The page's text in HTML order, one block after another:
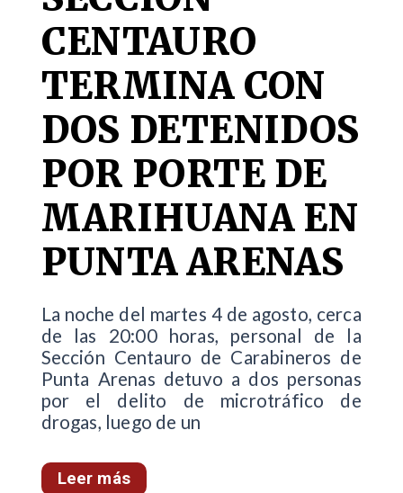
CENTAURO
TERMINA CON
DOS DETENIDOS
POR PORTE DE
MARIHUANA EN
PUNTA ARENAS
La noche del martes 4 de agosto, cerca
de las 20:00 horas, personal de la
Sección Centauro de Carabineros de
Punta Arenas detuvo a dos personas
por el delito de microtráfico de
drogas, luego de un
Leer más